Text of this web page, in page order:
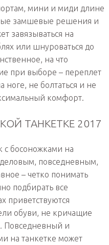
мини и миди длине
замшевые решения и
завязываться на
или шнуроваться до
на что
при выборе – переплет
ноге, не болтаться и не
комфорт.
ТАНКЕТКЕ 2017
с босоножками на
повседневным,
– четко понимать
подбирать все
приветствуются
обуви, не кричащие
Повседневный и
на танкетке может